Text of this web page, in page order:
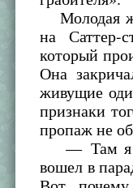
Молодая
на Саттер-
который
Она
живущие
признаки
пропаж не
— Там я и
вошел в